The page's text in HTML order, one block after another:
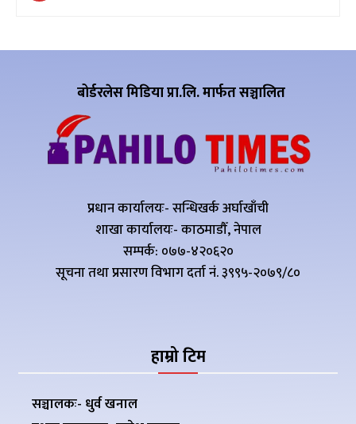
बोर्डरलेस मिडिया प्रा.लि. मार्फत सञ्चालित
प्रधान कार्यालयः- सन्धिखर्क अर्घाखाँची
शाखा कार्यालयः- काठमाडौँ, नेपाल
सम्पर्क: ०७७-४२०६२०
सूचना तथा प्रसारण विभाग दर्ता नं. ३९९५-२०७९/८०
हाम्रो टिम
सञ्चालकः- धुर्व खनाल